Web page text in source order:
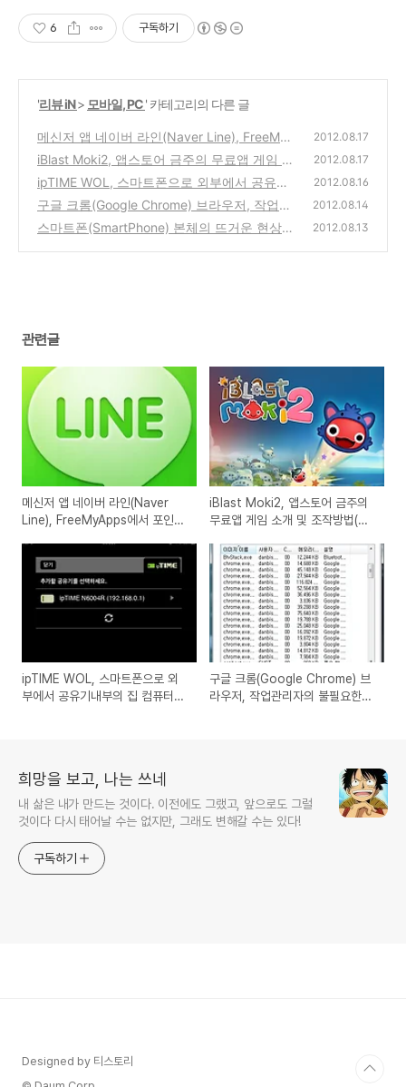
6 구독하기
'리뷰 iN> 모바일, PC' 카테고리의 다른 글
메신저 앱 네이버 라인(Naver Line), FreeMyA
pps에서 포인트 받고 설치하기(아이폰, 아이
패드용)
(0)
2012.08.17
iBlast Moki2, 앱스토어 금주의 무료앱 게임 소
개 및 조작방법(아이폰, 아이패드용)
(0)
2012.08.17
ipTIME WOL, 스마트폰으로 외부에서 공유기
내부의 집 컴퓨터 전원켜는 프로그램(안드로
이드, 아이폰용 앱)
2012.08.16
구글 크롬(Google Chrome) 브라우저, 작업관
리자의 불필요한 프로세스(플러그인, 확장프
2012.08.14
스마트폰(SmartPhone) 본체의 뜨거운 현상인
2012.08.13
관련글
메신저 앱 네이버 라인(Naver
Line), FreeMyApps에서 포인트
용)
iBlast Moki2, 앱스토어 금주의
무료앱 게임 소개 및 조작방법(아
ipTIME WOL, 스마트폰으로 외
부에서 공유기내부의 집 컴퓨터
구글 크롬(Google Chrome) 브
라우저, 작업관리자의 불필요한
희망을 보고, 나는 쓰네
내 삶은 내가 만드는 것이다. 이전에도 그랬고, 앞으로도 그럴
것이다 다시 태어날 수는 없지만, 그래도 변해갈 수는 있다!
구독하기
Designed by 티스토리